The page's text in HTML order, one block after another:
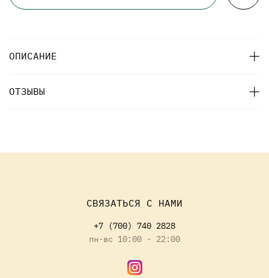
ОПИСАНИЕ
ОТЗЫВЫ
СВЯЗАТЬСЯ С НАМИ
+7 (700) 740 2828
пн-вс 10:00 - 22:00